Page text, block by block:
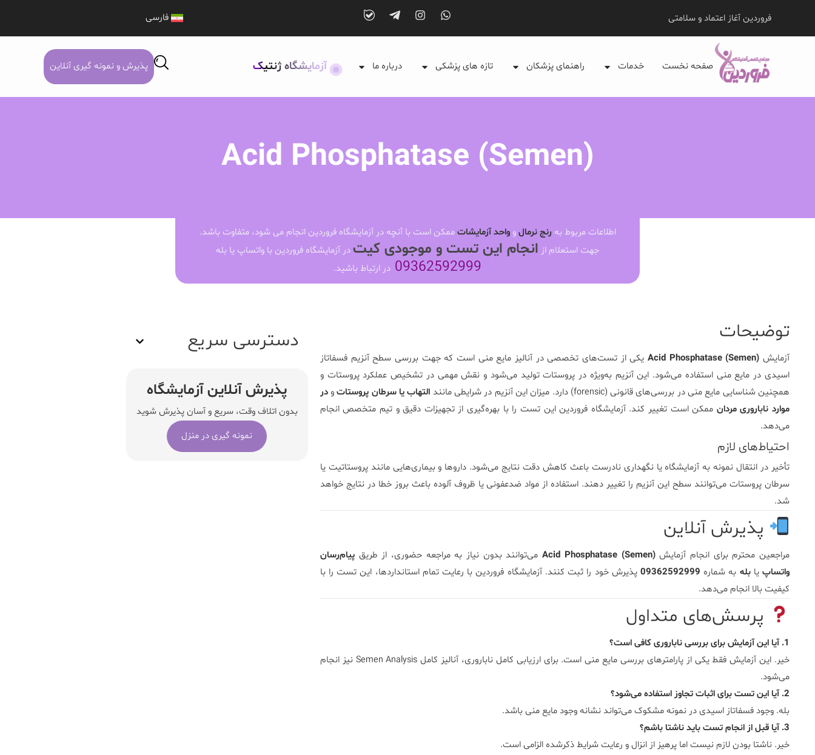
فروردین آغاز اعتماد و سلامتی فارسی
صفحه نخست خدمات راهنمای پزشکان تازه های پزشکی درباره ما آزمایشگاه ژنتیک پذیرش و نمونه گیری آنلاین
Acid Phosphatase (Semen)
اطلاعات مربوط به رنج نرمالوواحد آزمایشاتممکن است با آنچه در آزمایشگاه فروردین انجام می شود، متفاوت باشد.
جهت استعلام از انجام این تست و موجودی کیتدر آزمایشگاه فروردین با واتساپ یا بله
09362592999 در ارتباط باشید.
توضیحات
آزمایش Acid Phosphatase (Semen) یکی از تست‌های تخصصی در آنالیز مایع منی است که جهت بررسی سطح آنزیم فسفاتاز
اسیدی در مایع منی استفاده می‌شود. این آنزیم به‌ویژه در پروستات تولید می‌شود و نقش مهمی در تشخیص عملکرد پروستات و
همچنین شناسایی مایع منی در بررسی‌های قانونی (forensic) دارد. میزان این آنزیم در شرایطی مانند
التهاب یا سرطان پروستاتودر
موارد ناباروری مردان ممکن است تغییر کند.آزمایشگاه فروردیناین تست را با بهره‌گیری از تجهیزات دقیق و تیم متخصص انجام
می‌دهد.
احتیاط‌های لازم
تأخیر در انتقال نمونه به آزمایشگاه یا نگهداری نادرست باعث کاهش دقت نتایج می‌شود. داروها و بیماری‌هایی مانند پروستاتیت یا
سرطان پروستات می‌توانند سطح این آنزیم را تغییر دهند. استفاده از مواد ضدعفونی یا ظروف آلوده باعث بروز خطا در نتایج خواهد
شد.
پذیرش آنلاین
مراجعین محترم برای انجام آزمایشAcid Phosphatase (Semen)می‌توانند بدون نیاز به مراجعه حضوری، از طریقپیام‌رسان
واتساپیابله به شماره 09362592999 پذیرش خود را ثبت کنند. آزمایشگاه فروردین با رعایت تمام استانداردها، این تست را با
کیفیت بالا انجام می‌دهد.
پرسش‌های متداول
1. آیا این آزمایش برای بررسی ناباروری کافی است؟
خیر. این آزمایش فقط یکی از پارامترهای بررسی مایع منی است. برای ارزیابی کامل ناباروری، آنالیز کامل Semen Analysis نیز انجام
می‌شود.
2. آیا این تست برای اثبات تجاوز استفاده می‌شود؟
بله. وجود فسفاتاز اسیدی در نمونه مشکوک می‌تواند نشانه وجود مایع منی باشد.
3. آیا قبل از انجام تست باید ناشتا باشم؟
خیر. ناشتا بودن لازم نیست اما پرهیز از انزال و رعایت شرایط ذکرشده الزامی است.
دسترسی سریع
پذیرش آنلاین آزمایشگاه
بدون اتلاف وقت، سریع و آسان پذیرش شوید
نمونه گیری در منزل